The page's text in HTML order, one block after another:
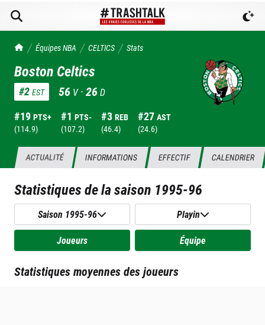
TrashTalk Actu NBA
Équipes NBA CELTICS Stats
Boston Celtics
#2 EST 56 V ·26 D
#19 PTS+
(114.9)
#1 PTS-
(107.2)
#3 REB
(46.4)
#27 AST
(24.6)
ACTUALITÉ INFORMATIONS EFFECTIF CALENDRIER
Statistiques de la saison 1995-96
Saison 1995-96 Playin
Joueurs Équipe
Statistiques moyennes des joueurs